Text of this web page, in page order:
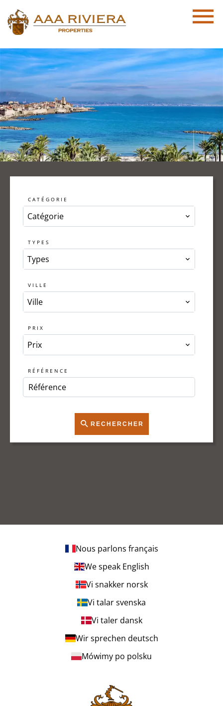
CATÉGORIE
Catégorie
TYPES
Types
VILLE
Ville
PRIX
Prix
RÉFÉRENCE
RECHERCHER
Nous parlons français
We speak English
Vi snakker norsk
Vi talar svenska
Vi taler dansk
Wir sprechen deutsch
Mówimy po polsku